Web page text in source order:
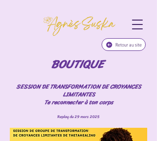
BOUTIQUE
Retour au site
SESSION DE TRANSFORMATION DE CROYANCES
LIMITANTES
Te reconnecter à ton corps
Replay du 29 mars 2025